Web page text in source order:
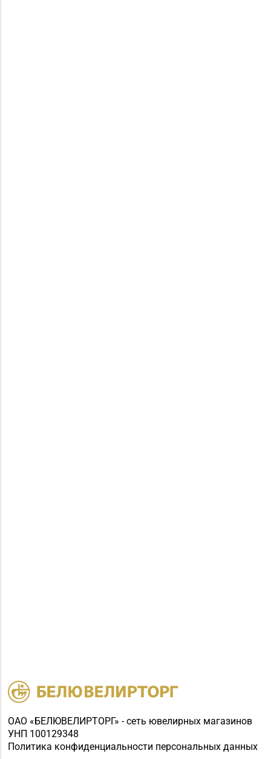
ОАО «БЕЛЮВЕЛИРТОРГ» - сеть ювелирных магазинов
УНП 100129348
Политика конфиденциальности персональных данных